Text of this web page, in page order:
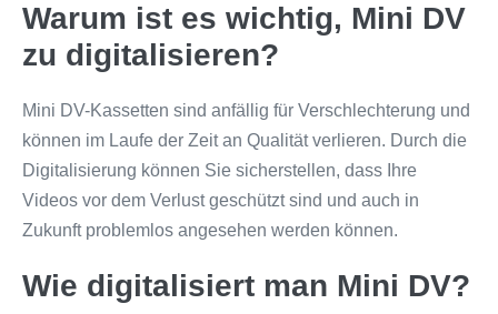
Warum ist es wichtig, Mini DV
zu digitalisieren?
Mini DV-Kassetten sind anfällig für Verschlechterung und
können im Laufe der Zeit an Qualität verlieren. Durch die
Digitalisierung können Sie sicherstellen, dass Ihre
Videos vor dem Verlust geschützt sind und auch in
Zukunft problemlos angesehen werden können.
Wie digitalisiert man Mini DV?